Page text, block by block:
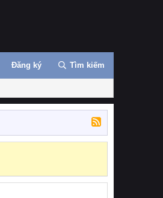
Đăng ký Tìm kiếm